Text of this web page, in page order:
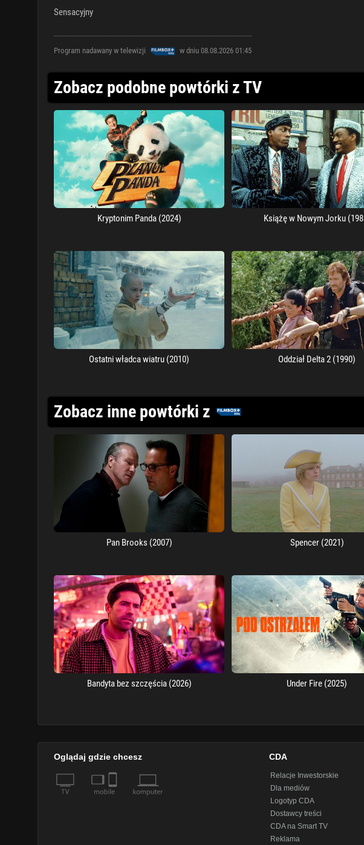
Sensacyjny
Program nadawany w telewizji w dniu 08.08.2026 01:45
Zobacz podobne powtórki z TV
Kryptonim Panda (2024) Książę w Nowym Jorku
Ostatni władca wiatru (2010) Oddział Delta 2 (1990)
Zobacz inne powtórki z
Pan Brooks (2007) Spencer (2021)
Bandyta bez szczęścia (2026) Under Fire (2025)
Oglądaj gdzie chcesz CDA
Relacje Inwestorskie
Dla mediów
Logotyp CDA
Dostawcy treści
CDA na Smart TV
Reklama